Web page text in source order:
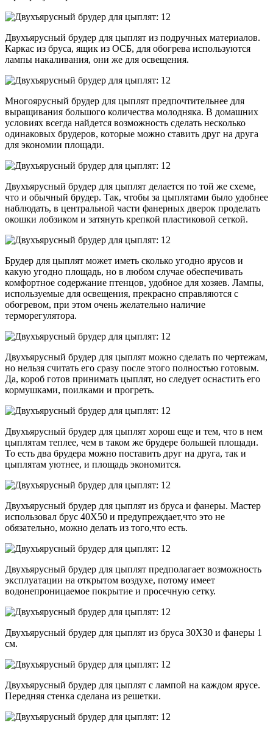
Двухъярусный брудер для цыплят из подручных материалов.
Каркас из бруса, ящик из ОСБ, для обогрева используются
лампы накаливания, они же для освещения.
Многоярусный брудер для цыплят предпочтительнее для
выращивания большого количества молодняка. В домашних
условиях всегда найдется возможность сделать несколько
одинаковых брудеров, которые можно ставить друг на друга
для экономии площади.
Двухъярусный брудер для цыплят делается по той же схеме,
что и обычный брудер. Так, чтобы за цыплятами было удобнее
наблюдать, в центральной части фанерных дверок проделать
окошки лобзиком и затянуть крепкой пластиковой сеткой.
Брудер для цыплят может иметь сколько угодно ярусов и
какую угодно площадь, но в любом случае обеспечивать
комфортное содержание птенцов, удобное для хозяев. Лампы,
используемые для освещения, прекрасно справляются с
обогревом, при этом очень желательно наличие
терморегулятора.
Двухъярусный брудер для цыплят можно сделать по чертежам,
но нельзя считать его сразу после этого полностью готовым.
Да, короб готов принимать цыплят, но следует оснастить его
кормушками, поилками и прогреть.
Двухъярусный брудер для цыплят хорош еще и тем, что в нем
цыплятам теплее, чем в таком же брудере большей площади.
То есть два брудера можно поставить друг на друга, так и
цыплятам уютнее, и площадь экономится.
Двухъярусный брудер для цыплят из бруса и фанеры. Мастер
использовал брус 40Х50 и предупреждает,что это не
обязательно, можно делать из того,что есть.
Двухъярусный брудер для цыплят предполагает возможность
эксплуатации на открытом воздухе, потому имеет
водонепроницаемое покрытие и просечную сетку.
Двухъярусный брудер для цыплят из бруса 30Х30 и фанеры 1
см.
Двухъярусный брудер для цыплят с лампой на каждом ярусе.
Передняя стенка сделана из решетки.